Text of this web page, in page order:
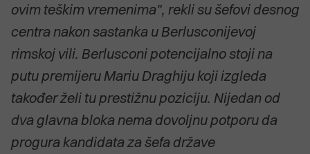
ovim teškim vremenima", rekli su šefovi desnog
centra nakon sastanka u Berlusconijevoj
rimskoj vili. Berlusconi potencijalno stoji na
putu premijeru Mariu Draghiju koji izgleda
također želi tu prestižnu poziciju. Nijedan od
dva glavna bloka nema dovoljnu potporu da
progura kandidata za šefa države